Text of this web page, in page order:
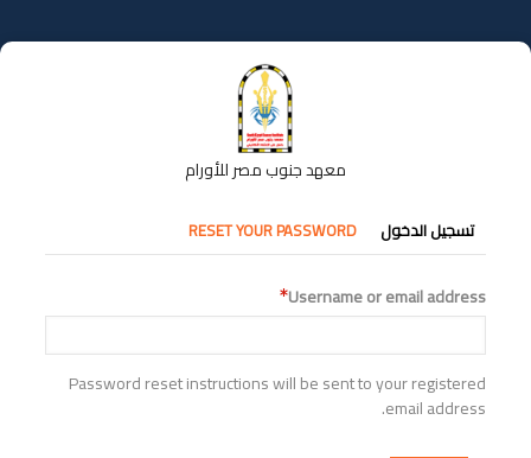
إلى
المحتوى
معهد جنوب مصر للأورام
التبويبات
الأساسية
تسجيل الدخول RESET YOUR PASSWORD
Username or email address
Password reset instructions will be sent to your registered
email address.